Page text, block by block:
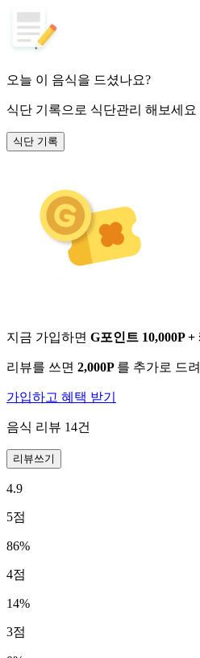
오늘 이 음식을 드셨나요?
식단 기록으로 식단관리 해보세요
식단 기록
지금 가입하면 G포인트 10,000P
리뷰를 쓰면 2,000P 를 추가로 드
가입하고 혜택 받기
음식 리뷰 14건
리뷰쓰기
4.9
5점
86%
4점
14%
3점